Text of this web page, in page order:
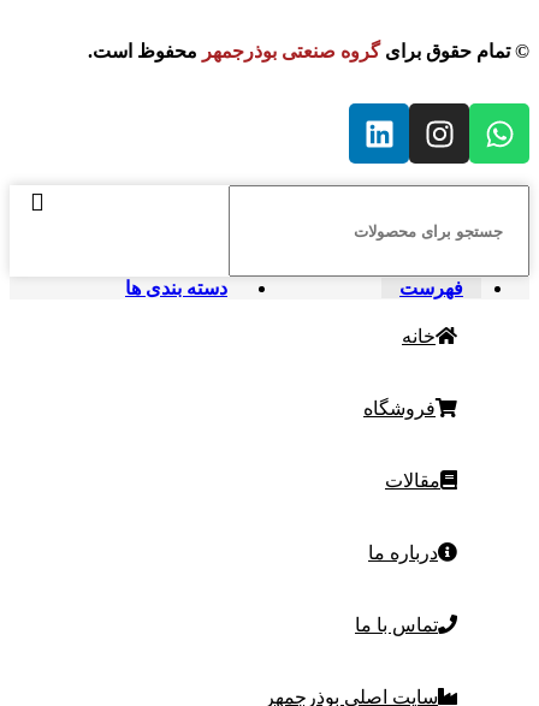
© تمام حقوق برایگروه صنعتی بوذرجمهر محفوظ است.
فهرست دسته بندی ها
خانه
فروشگاه
مقالات
درباره ما
تماس با ما
سایت اصلی بوذرجمهر